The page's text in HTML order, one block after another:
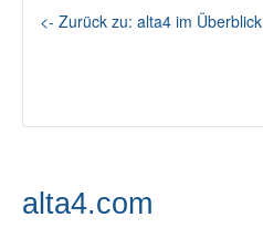
<- Zurück zu: alta4 im Überblick
alta4.com